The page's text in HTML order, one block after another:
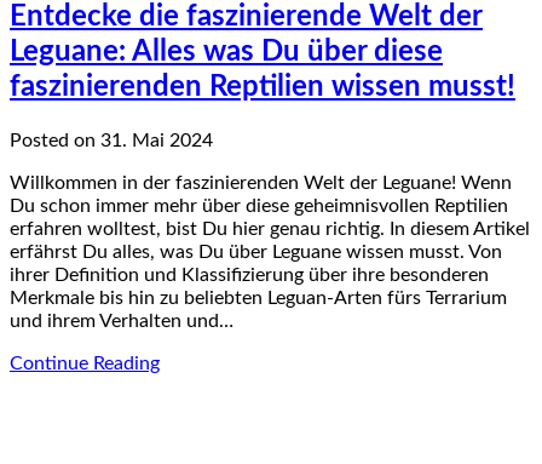
Entdecke die faszinierende Welt der
Leguane: Alles was Du über diese
faszinierenden Reptilien wissen musst!
Posted on 31. Mai 2024
Willkommen in der faszinierenden Welt der Leguane! Wenn
Du schon immer mehr über diese geheimnisvollen Reptilien
erfahren wolltest, bist Du hier genau richtig. In diesem Artikel
erfährst Du alles, was Du über Leguane wissen musst. Von
ihrer Definition und Klassifizierung über ihre besonderen
Merkmale bis hin zu beliebten Leguan-Arten fürs Terrarium
und ihrem Verhalten und…
Continue Reading